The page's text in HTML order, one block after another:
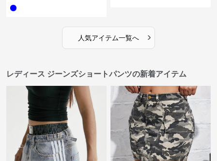
人気アイテム一覧へ ›
レディース ジーンズショートパンツの新着アイテム